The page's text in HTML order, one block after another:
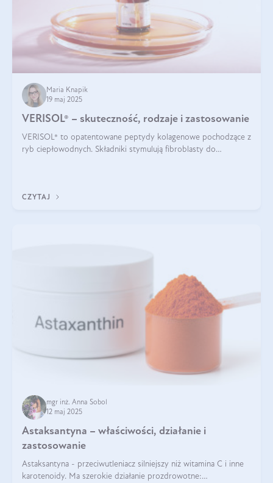
Maria Knapik
19 maj 2025
VERISOL® – skuteczność, rodzaje i zastosowanie
VERISOL® to opatentowane peptydy kolagenowe pochodzące z
ryb ciepłowodnych. Składniki stymulują fibroblasty do
CZYTAJ
mgr inż. Anna Sobol
12 maj 2025
Astaksantyna – właściwości, działanie i
zastosowanie
Astaksantyna - przeciwutleniacz silniejszy niż witamina C i inne
karotenoidy. Ma szerokie działanie prozdrowotne: